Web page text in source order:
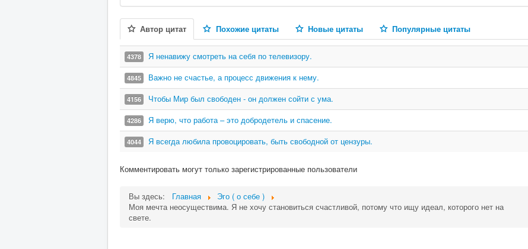
Автор цитат Похожие цитаты Новые цитаты Популярные цитаты
4378 Я ненавижу смотреть на себя по телевизору.
4845 Важно не счастье, а процесс движения к нему.
4156 Чтобы Мир был свободен - он должен сойти с ума.
4286 Я верю, что работа – это добродетель и спасение.
4044 Я всегда любила провоцировать, быть свободной от цензуры.
Комментировать могут только зарегистрированные пользователи
Вы здесь: Главная
Эго ( о себе )
Моя мечта неосуществима. Я не хочу становиться счастливой, потому что ищу идеал, которого нет на
свете.